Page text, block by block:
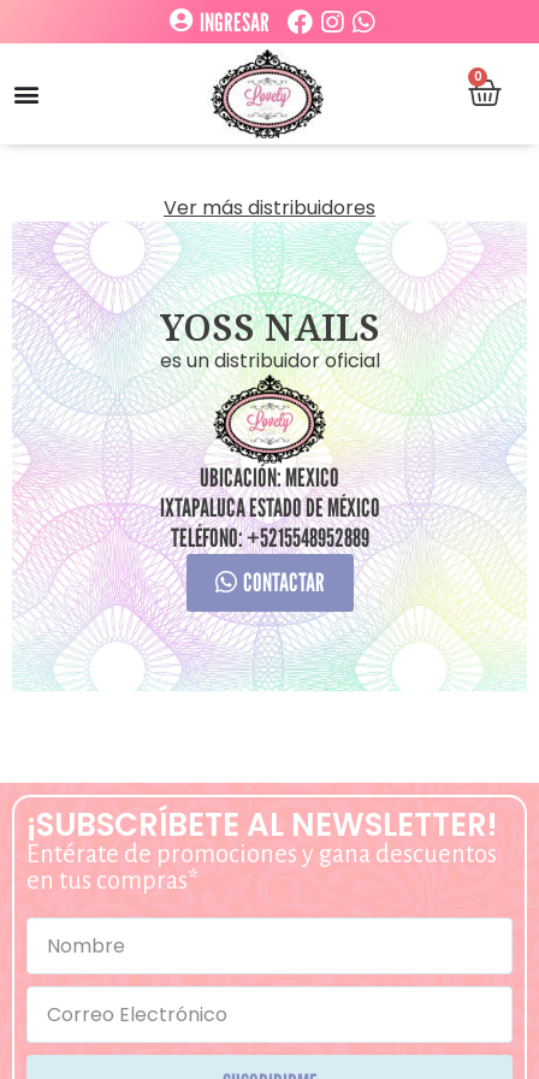
INGRESAR
0
Ver más distribuidores
YOSS NAILS
es un distribuidor oficial
UBICACIÓN: MEXICO
IXTAPALUCA ESTADO DE MÉXICO
TELÉFONO: +5215548952889
CONTACTAR
¡SUBSCRÍBETE AL NEWSLETTER!
Entérate de promociones y gana descuentos
en tus compras*